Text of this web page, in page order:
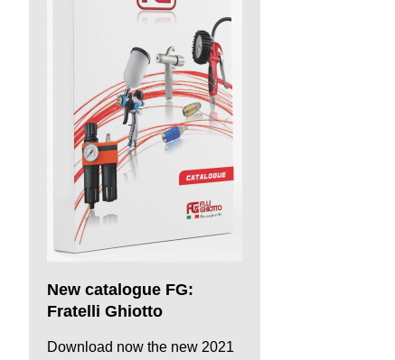
New catalogue FG:
Fratelli Ghiotto
Download now the new 2021